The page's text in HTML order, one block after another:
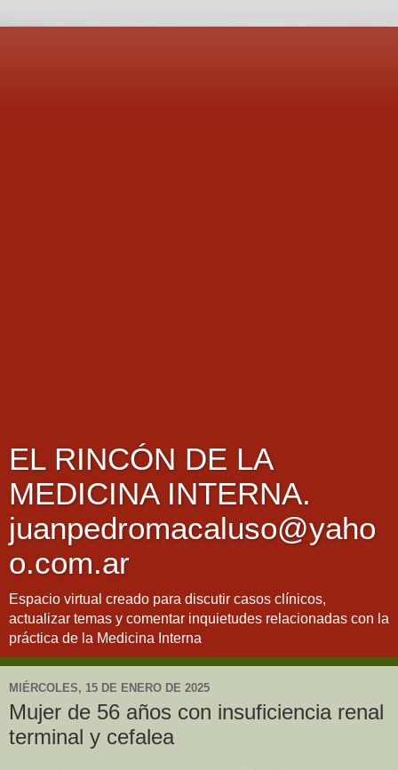
EL RINCÓN DE LA
MEDICINA INTERNA.
juanpedromacaluso@yaho
o.com.ar
Espacio virtual creado para discutir casos clínicos,
actualizar temas y comentar inquietudes relacionadas con la
práctica de la Medicina Interna
MIÉRCOLES, 15 DE ENERO DE 2025
Mujer de 56 años con insuficiencia renal
terminal y cefalea